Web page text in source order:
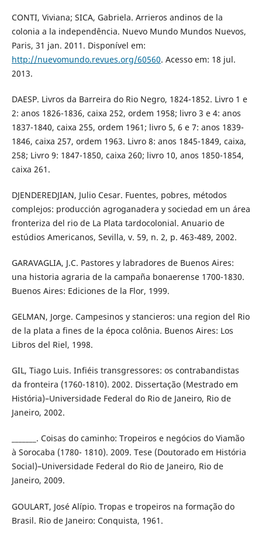
CONTI, Viviana; SICA, Gabriela. Arrieros andinos de la
colonia a la independência. Nuevo Mundo Mundos Nuevos,
Paris, 31 jan. 2011. Disponível em:
http://nuevomundo.revues.org/60560. Acesso em: 18 jul.
2013.
DAESP. Livros da Barreira do Rio Negro, 1824-1852. Livro 1 e
2: anos 1826-1836, caixa 252, ordem 1958; livro 3 e 4: anos
1837-1840, caixa 255, ordem 1961; livro 5, 6 e 7: anos 1839-
1846, caixa 257, ordem 1963. Livro 8: anos 1845-1849, caixa,
258; Livro 9: 1847-1850, caixa 260; livro 10, anos 1850-1854,
caixa 261.
DJENDEREDJIAN, Julio Cesar. Fuentes, pobres, métodos
complejos: producción agroganadera y sociedad em un área
fronteriza del rio de La Plata tardocolonial. Anuario de
estúdios Americanos, Sevilla, v. 59, n. 2, p. 463-489, 2002.
GARAVAGLIA, J.C. Pastores y labradores de Buenos Aires:
una historia agraria de la campaña bonaerense 1700-1830.
Buenos Aires: Ediciones de la Flor, 1999.
GELMAN, Jorge. Campesinos y stancieros: una region del Rio
de la plata a fines de la época colônia. Buenos Aires: Los
Libros del Riel, 1998.
GIL, Tiago Luis. Infiéis transgressores: os contrabandistas
da fronteira (1760-1810). 2002. Dissertação (Mestrado em
História)–Universidade Federal do Rio de Janeiro, Rio de
Janeiro, 2002.
_______. Coisas do caminho: Tropeiros e negócios do Viamão
à Sorocaba (1780- 1810). 2009. Tese (Doutorado em História
Social)–Universidade Federal do Rio de Janeiro, Rio de
Janeiro, 2009.
GOULART, José Alípio. Tropas e tropeiros na formação do
Brasil. Rio de Janeiro: Conquista, 1961.